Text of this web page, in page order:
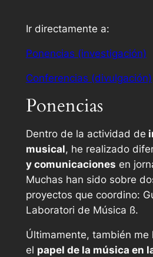
Ir directamente a:
Ponencias (investigación)
Conferencias (divulgación)
Ponencias
Dentro de la actividad de
musical, he realizado
y comunicaciones en
Muchas han sido sobre
proyectos que coordino:
Laboratori de Música ß.
Últimamente, también me
el papel de la música en